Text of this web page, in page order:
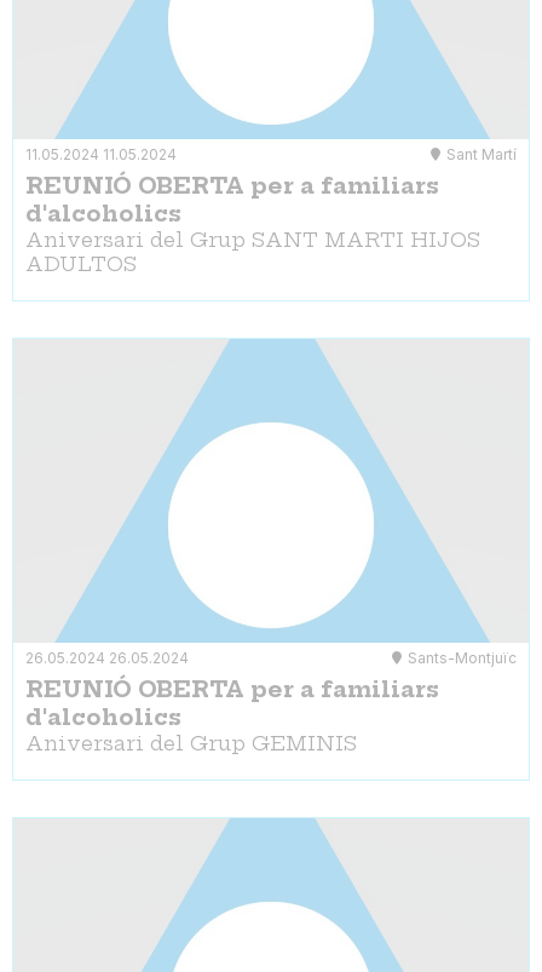
11.05.2024 11.05.2024 Sant Martí
REUNIÓ OBERTA per a familiars
d'alcoholics
Aniversari del Grup SANT MARTI HIJOS
ADULTOS
26.05.2024 26.05.2024 Sants-Montjuïc
REUNIÓ OBERTA per a familiars
d'alcoholics
Aniversari del Grup GEMINIS